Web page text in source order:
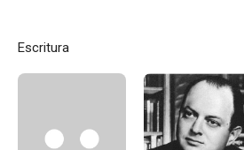
Escritura